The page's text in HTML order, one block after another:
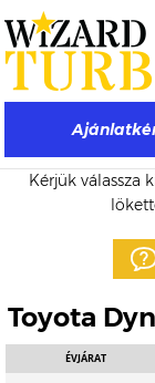
Kérjük válassza
Toyota
ÉVJÁRAT